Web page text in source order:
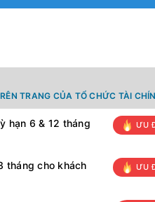
TRANG CỦA TỔ CHỨC TÀI
hạn 6 & 12 tháng
ƯU
tháng cho khách
ƯU